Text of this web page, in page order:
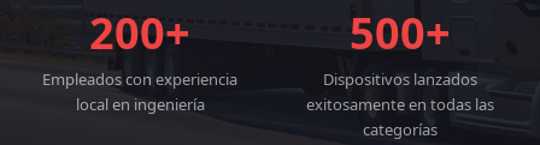
200+
Empleados con experiencia
local en ingeniería
500+
Dispositivos lanzados
exitosamente en todas las
categorías